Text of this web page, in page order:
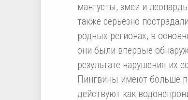
мангусты, змеи и
также серьезно
родных регионах, в
они были впервые
результате нарушения их
Пингвины имеют больше
действуют как